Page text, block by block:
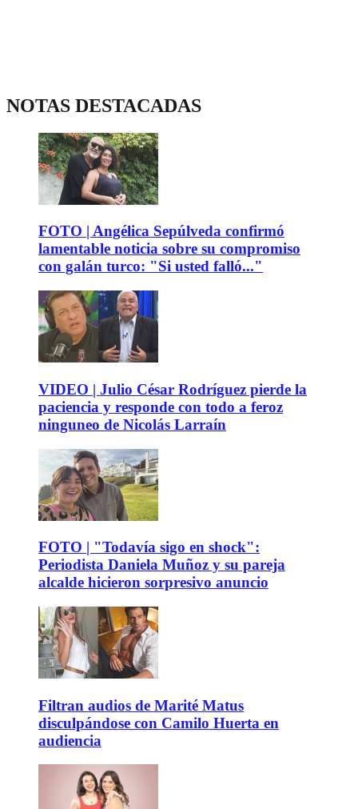
NOTAS DESTACADAS
FOTO | Angélica Sepúlveda confirmó
lamentable noticia sobre su compromiso
con galán turco: "Si usted falló..."
VIDEO | Julio César Rodríguez pierde la
paciencia y responde con todo a feroz
ninguneo de Nicolás Larraín
FOTO | "Todavía sigo en shock":
Periodista Daniela Muñoz y su pareja
alcalde hicieron sorpresivo anuncio
Filtran audios de Marité Matus
disculpándose con Camilo Huerta en
audiencia